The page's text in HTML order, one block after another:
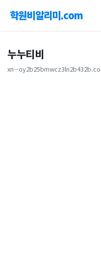
학원비알리미.com
누누티비
xn--